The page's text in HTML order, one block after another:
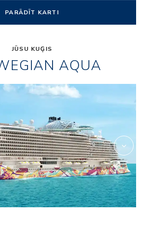
PARĀDĪT KARTI
JŪSU KUĢIS
AQUA
game_court